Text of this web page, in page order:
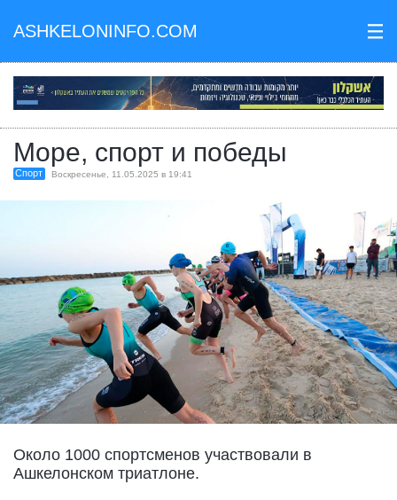
ASHKELONINFO.COM III
Море, спорт и победы
Спорт Воскресенье, 11.05.2025 в 19:41
Около 1000 спортсменов участвовали в
Ашкелонском триатлоне.